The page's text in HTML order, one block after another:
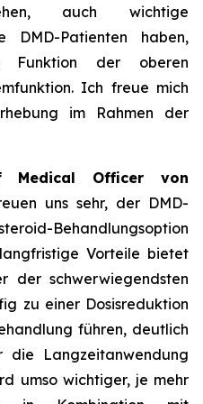
auch wichtige
DMD-Patienten haben,
Funktion der oberen
Ich freue mich
im Rahmen der
Medical Officer von
uns sehr, der DMD-
Behandlungsoption
Vorteile bietet
der schwerwiegendsten
zu einer Dosisreduktion
führen, deutlich
die Langzeitanwendung
umso wichtiger, je mehr